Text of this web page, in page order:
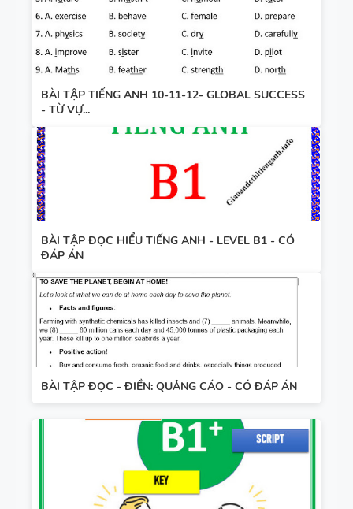
BÀI TẬP TIẾNG ANH 10-11-12- GLOBAL SUCCESS
- TỪ VỰ...
BÀI TẬP ĐỌC HIỂU TIẾNG ANH - LEVEL B1 - CÓ
ĐÁP ÁN
BÀI TẬP ĐỌC - ĐIỀN: QUẢNG CÁO - CÓ ĐÁP ÁN